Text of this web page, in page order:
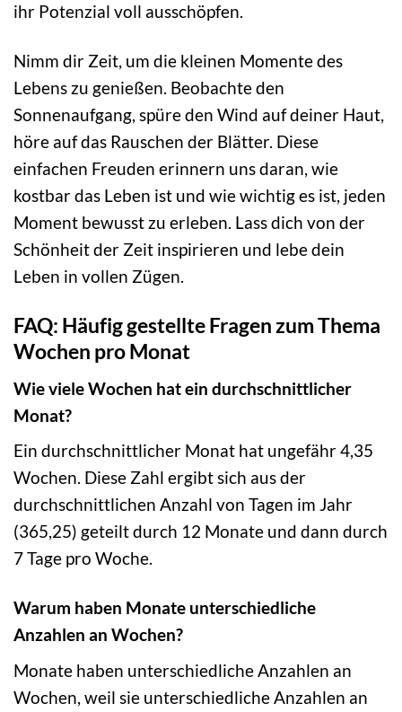
ihr Potenzial voll ausschöpfen.
Nimm dir Zeit, um die kleinen Momente des
Lebens zu genießen. Beobachte den
Sonnenaufgang, spüre den Wind auf deiner Haut,
höre auf das Rauschen der Blätter. Diese
einfachen Freuden erinnern uns daran, wie
kostbar das Leben ist und wie wichtig es ist, jeden
Moment bewusst zu erleben. Lass dich von der
Schönheit der Zeit inspirieren und lebe dein
Leben in vollen Zügen.
FAQ: Häufig gestellte Fragen zum Thema
Wochen pro Monat
Wie viele Wochen hat ein durchschnittlicher
Monat?
Ein durchschnittlicher Monat hat ungefähr 4,35
Wochen. Diese Zahl ergibt sich aus der
durchschnittlichen Anzahl von Tagen im Jahr
(365,25) geteilt durch 12 Monate und dann durch
7 Tage pro Woche.
Warum haben Monate unterschiedliche
Anzahlen an Wochen?
Monate haben unterschiedliche Anzahlen an
Wochen, weil sie unterschiedliche Anzahlen an